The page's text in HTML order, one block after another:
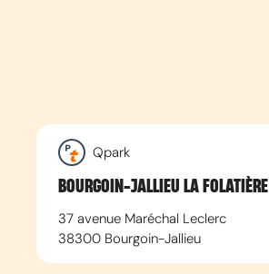
Qpark
BOURGOIN-JALLIEU LA FOLATIÈRE
37 avenue Maréchal Leclerc
38300 Bourgoin-Jallieu